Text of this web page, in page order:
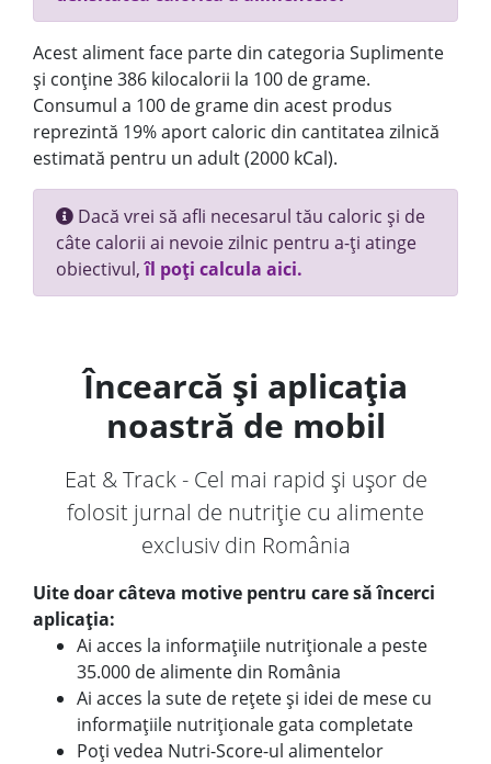
Acest aliment face parte din categoria Suplimente
și conține 386 kilocalorii la 100 de grame.
Consumul a 100 de grame din acest produs
reprezintă 19% aport caloric din cantitatea zilnică
estimată pentru un adult (2000 kCal).
Dacă vrei să afli necesarul tău caloric și de
câte calorii ai nevoie zilnic pentru a-ți atinge
obiectivul,îl poți calcula aici.
Încearcă și aplicația
noastră de mobil
Eat & Track - Cel mai rapid și ușor de
folosit jurnal de nutriție cu alimente
exclusiv din România
Uite doar câteva motive pentru care să încerci
aplicația:
Ai acces la informațiile nutriționale a peste
35.000 de alimente din România
Ai acces la sute de rețete și idei de mese cu
informațiile nutriționale gata completate
Poți vedea Nutri-Score-ul alimentelor